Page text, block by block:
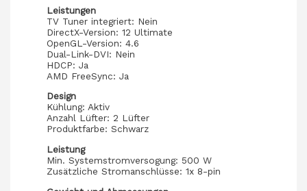
Leistungen
TV Tuner integriert: Nein
DirectX-Version: 1‎2 Ultimate
OpenGL-Version: 4.6
Dual-Link-DVI: Nein
HDCP: Ja
AMD FreeSync: Ja
Design
Kühlung: Aktiv
Anzahl Lüfter: 2 Lüfter
Produktfarbe: Schwarz
Leistung
Min. Systemstromversogung: 500 W
Zusätzliche Stromanschlüsse: 1x 8-pin